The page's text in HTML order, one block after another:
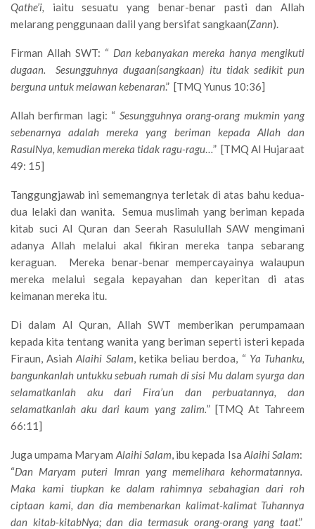
Qathe’i, iaitu sesuatu yang benar-benar pasti dan Allah
melarang penggunaan dalil yang bersifat sangkaan(Zann).
Firman Allah SWT: “ Dan kebanyakan mereka hanya mengikuti
dugaan. Sesungguhnya dugaan(sangkaan) itu tidak sedikit pun
berguna untuk melawan kebenaran.” [TMQ Yunus 10:36]
Allah berfirman lagi: “ Sesungguhnya orang-orang mukmin yang
sebenarnya adalah mereka yang beriman kepada Allah dan
RasulNya, kemudian mereka tidak ragu-ragu…” [TMQ Al Hujaraat
49: 15]
Tanggungjawab ini sememangnya terletak di atas bahu kedua-
dua lelaki dan wanita. Semua muslimah yang beriman kepada
kitab suci Al Quran dan Seerah Rasulullah SAW mengimani
adanya Allah melalui akal fikiran mereka tanpa sebarang
keraguan. Mereka benar-benar mempercayainya walaupun
mereka melalui segala kepayahan dan keperitan di atas
keimanan mereka itu.
Di dalam Al Quran, Allah SWT memberikan perumpamaan
kepada kita tentang wanita yang beriman seperti isteri kepada
Firaun, Asiah Alaihi Salam, ketika beliau berdoa, “ Ya Tuhanku,
bangunkanlah untukku sebuah rumah di sisi Mu dalam syurga dan
selamatkanlah aku dari Fira’un dan perbuatannya, dan
selamatkanlah aku dari kaum yang zalim.” [TMQ At Tahreem
66:11]
Juga umpama Maryam Alaihi Salam, ibu kepada Isa Alaihi Salam:
“Dan Maryam puteri Imran yang memelihara kehormatannya.
Maka kami tiupkan ke dalam rahimnya sebahagian dari roh
ciptaan kami, dan dia membenarkan kalimat-kalimat Tuhannya
dan kitab-kitabNya; dan dia termasuk orang-orang yang taat.”